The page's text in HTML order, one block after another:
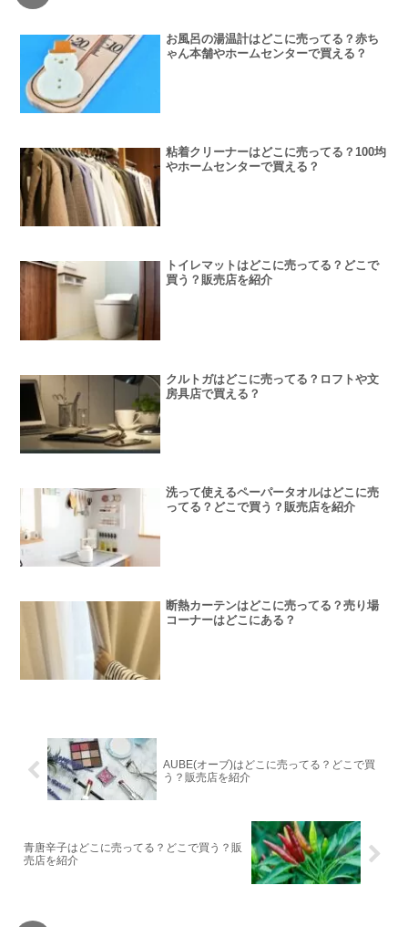
お風呂の湯温計はどこに売ってる？赤ち
ゃん本舗やホームセンターで買える？
粘着クリーナーはどこに売ってる？100均
やホームセンターで買える？
トイレマットはどこに売ってる？どこで
買う？販売店を紹介
クルトガはどこに売ってる？ロフトや文
房具店で買える？
洗って使えるペーパータオルはどこに売
ってる？どこで買う？販売店を紹介
断熱カーテンはどこに売ってる？売り場
コーナーはどこにある？
AUBE(オーブ)はどこに売ってる？どこで買
う？販売店を紹介
青唐辛子はどこに売ってる？どこで買う？販
売店を紹介